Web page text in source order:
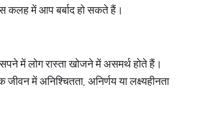
कलह में आप बर्बाद हो सकते हैं।
में लोग रास्ता खोजने में असमर्थ होते हैं।
में अनिश्चितता, अनिर्णय या लक्ष्यहीनता